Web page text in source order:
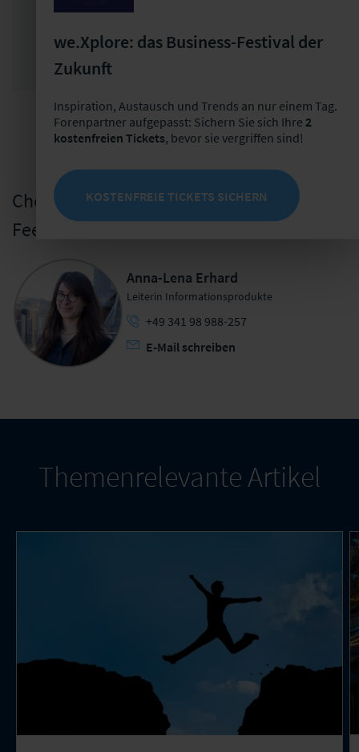
Sie sind bereits Forenpartner?
Chefredaktion - Ich freue mich über Ihr
Feedback!
Anna-Lena Erhard
Leiterin Informationsprodukte
+49 341 98 988-257
E-Mail schreiben
Themenrelevante Artikel
we.Xplore: das Business-Festival der
Zukunft
Inspiration, Austausch und Trends an nur einem Tag.
Forenpartner aufgepasst: Sichern Sie sich Ihre 2
kostenfreien Tickets, bevor sie vergriffen sind!
KOSTENFREIE TICKETS SICHERN